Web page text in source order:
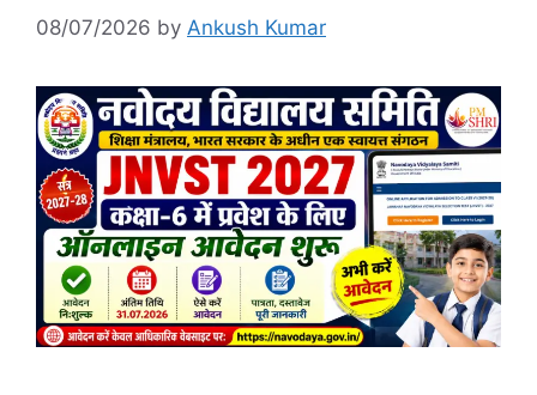
08/07/2026 by Ankush Kumar